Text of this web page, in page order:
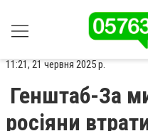
11:21, 21 червня 2025 р.
Генштаб-За
росіяни